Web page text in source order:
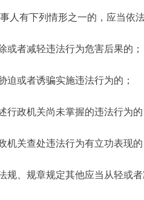
事人有下列情形之一的，应当依
或者减轻违法行为危害后果的；
迫或者诱骗实施违法行为的；
行政机关尚未掌握的违法行为的
机关查处违法行为有立功表现的
规、规章规定其他应当从轻或者